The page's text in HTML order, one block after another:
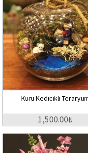
Kuru Kedicikli
1,500.00₺